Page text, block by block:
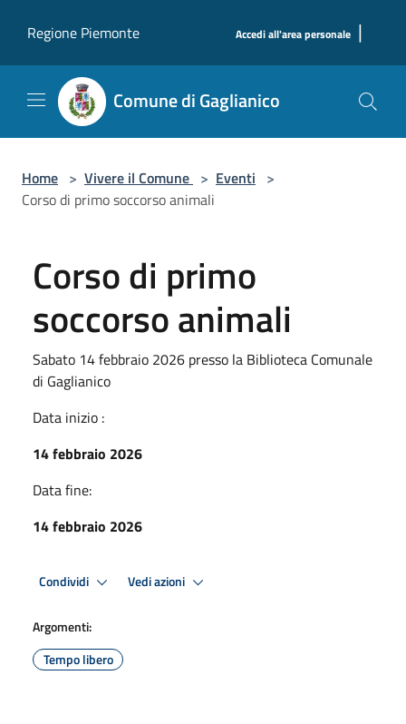
Regione Piemonte
Accedi all'area personale |
Comune di Gaglianico
Home > Vivere il Comune > Eventi >
Corso di primo soccorso animali
Corso di primo
soccorso animali
Sabato 14 febbraio 2026 presso la Biblioteca Comunale
di Gaglianico
Data inizio :
14 febbraio 2026
Data fine:
14 febbraio 2026
Condividi Vedi azioni
Argomenti:
Tempo libero